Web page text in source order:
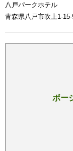
八戸パークホテル
青森県八戸市吹上1-
ボー